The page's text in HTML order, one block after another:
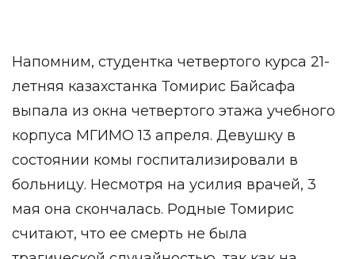
Напомним, студентка четвертого курса 21-
летняя казахстанка Томирис Байсафа
выпала из окна четвертого этажа учебного
корпуса МГИМО 13 апреля. Девушку в
состоянии комы госпитализировали в
больницу. Несмотря на усилия врачей, 3
мая она скончалась. Родные Томирис
считают, что ее смерть не была